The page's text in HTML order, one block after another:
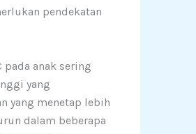
pendekatan
pada anak sering
yang
yang menetap lebih
dalam beberapa